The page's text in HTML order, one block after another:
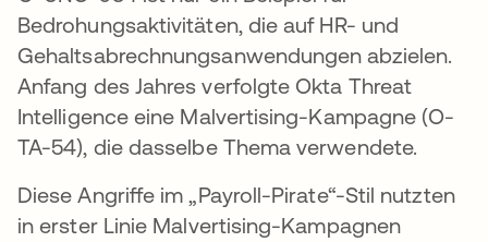
Bedrohungsaktivitäten, die auf HR- und
Gehaltsabrechnungsanwendungen abzielen.
Anfang des Jahres verfolgte Okta Threat
Intelligence eine Malvertising-Kampagne (O-
TA-54), die dasselbe Thema verwendete.
Diese Angriffe im „Payroll-Pirate“-Stil nutzten
in erster Linie Malvertising-Kampagnen